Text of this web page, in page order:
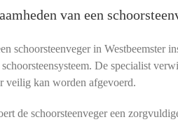
van een
schoorsteenveger in Westbeemster
De specialist
veilig kan worden afgevoerd.
de schoorsteenveger een